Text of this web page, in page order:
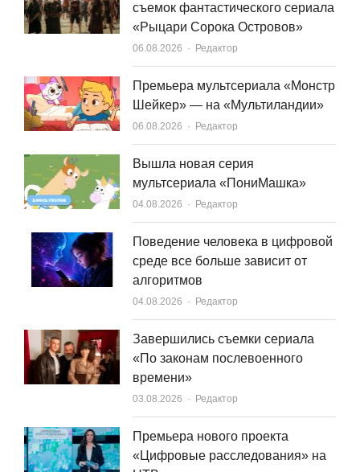
съемок фантастического сериала
«Рыцари Сорока Островов»
06.08.2026 Author
Редактор
Премьера мультсериала «Монстр
Шейкер» — на «Мультиландии»
06.08.2026 Author
Редактор
Вышла новая серия
мультсериала «ПониМашка»
04.08.2026 Author
Редактор
Поведение человека в цифровой
среде все больше зависит от
алгоритмов
04.08.2026 Author
Редактор
Завершились съемки сериала
«По законам послевоенного
времени»
03.08.2026 Author
Редактор
Премьера нового проекта
«Цифровые расследования» на